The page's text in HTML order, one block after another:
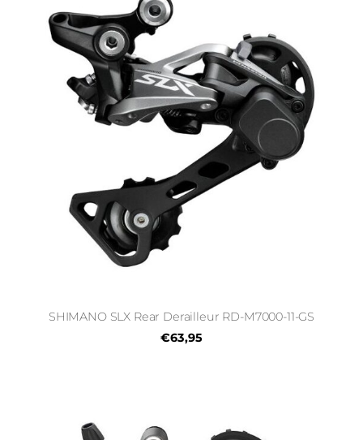
SHIMANO SLX Rear Derailleur RD-M7000-11-GS
€63,95